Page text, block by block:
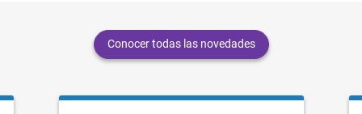
Conocer todas las novedades